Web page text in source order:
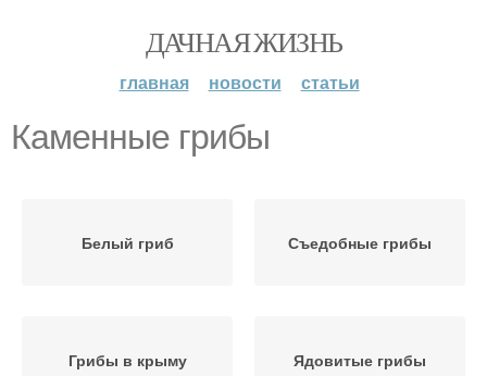
ДАЧНАЯ ЖИЗНЬ
главная новости статьи
Каменные грибы
Белый гриб Съедобные грибы
Грибы в крыму Ядовитые грибы